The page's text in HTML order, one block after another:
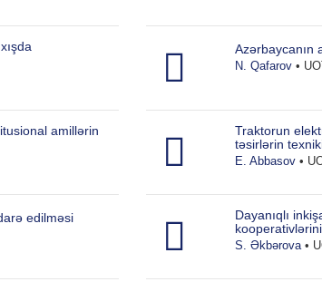
amillərin
edilməsi
Azərbaycanın
N. Qafarov•
Traktorun
təsirlərin
E. Abbasov•
Dayanıqlı
S. Əkbərova•